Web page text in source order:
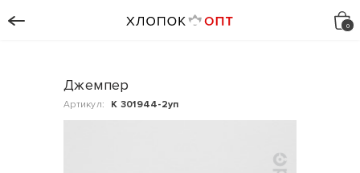
Джемпер
Артикул: К 301944-2уп